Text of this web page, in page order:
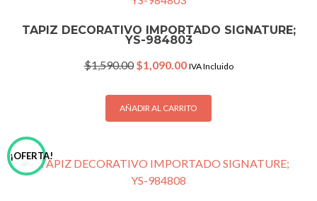
TAPIZ DECORATIVO IMPORTADO SIGNATURE;
YS-984803
$1,590.00 Original
was:
$1,590.00.
$1,090.00Current
is:
$1,090.00.
IVA Incluido
AÑADIR AL CARRITO
¡OFERTA!